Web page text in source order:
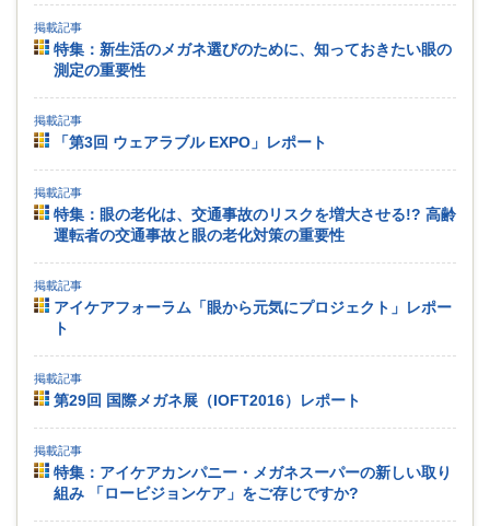
掲載記事
特集：新生活のメガネ選びのために、知っておきたい眼の
測定の重要性
掲載記事
「第3回 ウェアラブル EXPO」レポート
掲載記事
特集：眼の老化は、交通事故のリスクを増大させる!? 高齢
運転者の交通事故と眼の老化対策の重要性
掲載記事
アイケアフォーラム「眼から元気にプロジェクト」レポー
ト
掲載記事
第29回 国際メガネ展（IOFT2016）レポート
掲載記事
特集：アイケアカンパニー・メガネスーパーの新しい取り
組み 「ロービジョンケア」をご存じですか?